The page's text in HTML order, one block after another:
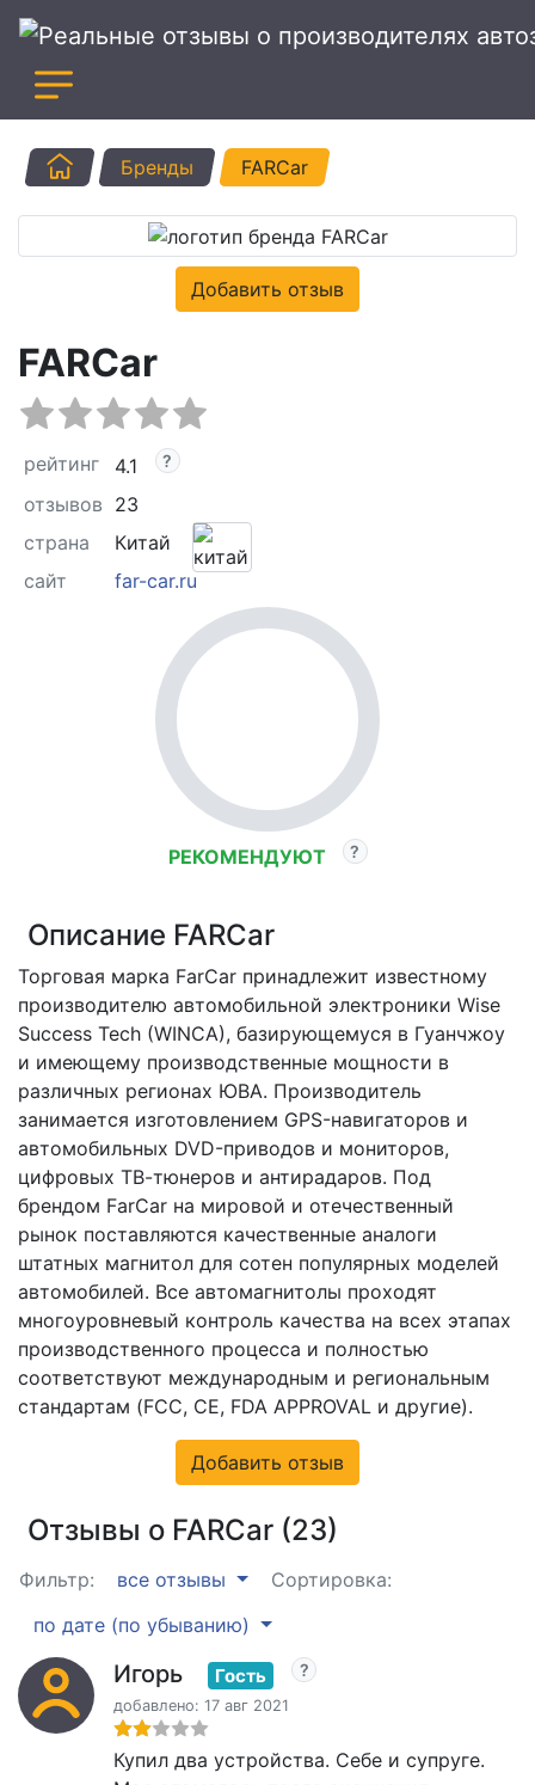
ГлавнаяБренды FARCar
Добавить отзыв
FARCar
рейтинг
4.1
отзывов 23
страна
Китай
сайт
far-car.ru
РЕКОМЕНДУЮТ
Описание FARCar
Торговая марка FarCar принадлежит известному
производителю автомобильной электроники Wise
Success Tech (WINCA), базирующемуся в Гуанчжоу
и имеющему производственные мощности в
различных регионах ЮВА. Производитель
занимается изготовлением GPS-навигаторов и
автомобильных DVD-приводов и мониторов,
цифровых ТВ-тюнеров и антирадаров. Под
брендом FarCar на мировой и отечественный
рынок поставляются качественные аналоги
штатных магнитол для сотен популярных моделей
автомобилей. Все автомагнитолы проходят
многоуровневый контроль качества на всех этапах
производственного процесса и полностью
соответствуют международным и региональным
стандартам (FCC, CE, FDA APPROVAL и другие).
Добавить отзыв
Отзывы о FARCar (23)
Фильтр: все отзывы
Сортировка:
по дате (по убыванию)
Игорь Гость
добавлено: 17 авг 2021
Купил два устройства. Себе и супруге.